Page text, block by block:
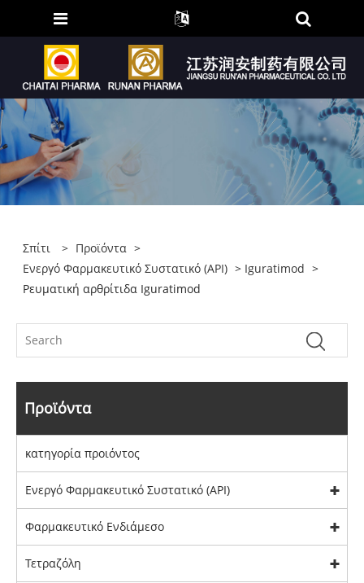
Σπίτι > Προϊόντα >
Ενεργό Φαρμακευτικό Συστατικό (API) > Iguratimod >
Ρευματική αρθρίτιδα Iguratimod
Προϊόντα
κατηγορία προιόντος
Ενεργό Φαρμακευτικό Συστατικό (API)
Φαρμακευτικό Ενδιάμεσο
Τετραζόλη